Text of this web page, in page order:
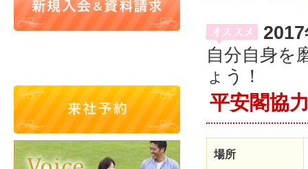
自分自身を
ょう！
平安閣協
場所